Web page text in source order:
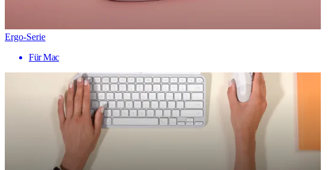
Ergo-Serie
Für Mac